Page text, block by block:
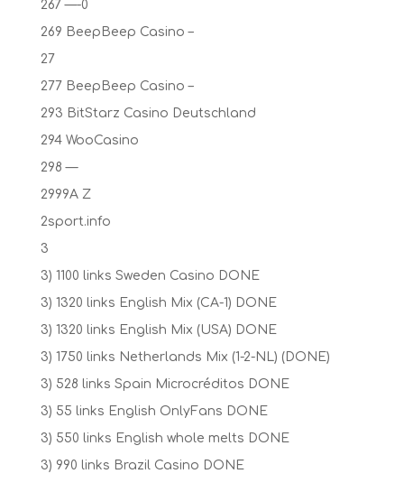
267 —-0
269 BeepBeep Casino –
27
277 BeepBeep Casino –
293 BitStarz Casino Deutschland
294 WooCasino
298 —
2999A Z
2sport.info
3
3) 1100 links Sweden Casino DONE
3) 1320 links English Mix (CA-1) DONE
3) 1320 links English Mix (USA) DONE
3) 1750 links Netherlands Mix (1-2-NL) (DONE)
3) 528 links Spain Microcréditos DONE
3) 55 links English OnlyFans DONE
3) 550 links English whole melts DONE
3) 990 links Brazil Casino DONE